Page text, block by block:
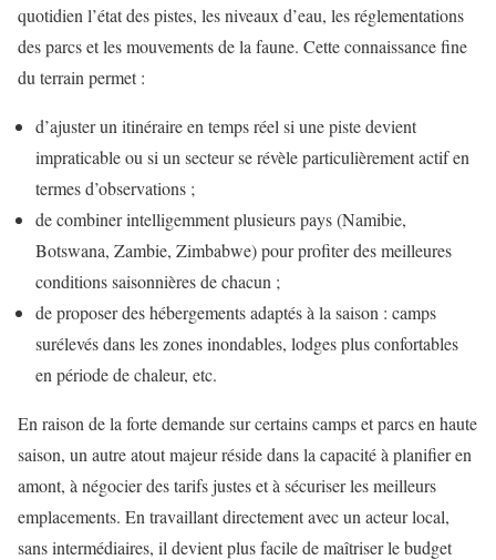
quotidien l’état des pistes, les niveaux d’eau, les réglementations
des parcs et les mouvements de la faune. Cette connaissance fine
du terrain permet :
d’ajuster un itinéraire en temps réel si une piste devient
impraticable ou si un secteur se révèle particulièrement actif en
termes d’observations ;
de combiner intelligemment plusieurs pays (Namibie,
Botswana, Zambie, Zimbabwe) pour profiter des meilleures
conditions saisonnières de chacun ;
de proposer des hébergements adaptés à la saison : camps
surélevés dans les zones inondables, lodges plus confortables
en période de chaleur, etc.
En raison de la forte demande sur certains camps et parcs en haute
saison, un autre atout majeur réside dans la capacité à planifier en
amont, à négocier des tarifs justes et à sécuriser les meilleurs
emplacements. En travaillant directement avec un acteur local,
sans intermédiaires, il devient plus facile de maîtriser le budget